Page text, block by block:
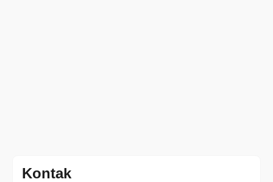
Kontak